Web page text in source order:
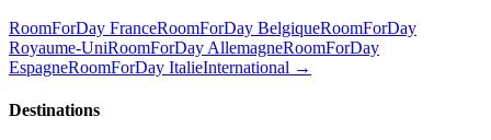
RoomForDay FranceRoomForDay BelgiqueRoomForDay
Royaume-UniRoomForDay AllemagneRoomForDay
EspagneRoomForDay ItalieInternational →
Destinations